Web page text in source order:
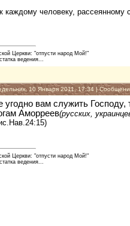
каждому человеку,
Церкви: "отпусти народ Мой!"
ведения...
10 Января 2011, 17:34 |
угодно вам служить
Аморреев(русских,
Церкви: "отпусти народ Мой!"
ведения...